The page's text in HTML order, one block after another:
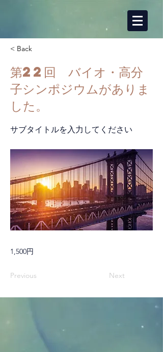
< Back
第22回 バイオ・高分
子シンポジウムがありま
した。
サブタイトルを入力してください
1,500円
Previous Next